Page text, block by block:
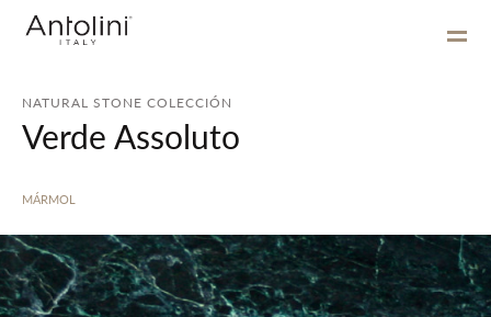
NATURAL STONE COLECCIÓN
Verde Assoluto
MÁRMOL